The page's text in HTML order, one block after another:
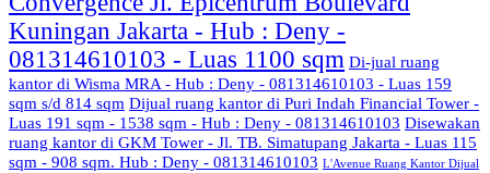
Kuningan Jakarta - Hub : Deny -
081314610103 - Luas 1100 sqm Di-jual ruang
kantor di Wisma MRA - Hub : Deny - 081314610103 - Luas 159
sqm s/d 814 sqm Dijual ruang kantor di Puri Indah Financial Tower -
Luas 191 sqm - 1538 sqm - Hub : Deny - 081314610103 Disewakan
ruang kantor di GKM Tower - Jl. TB. Simatupang Jakarta - Luas 115
sqm - 908 sqm. Hub : Deny - 081314610103 L'Avenue Ruang Kantor Dijual